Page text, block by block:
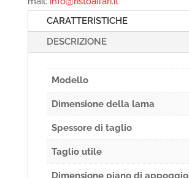
CARATTERISTICHE
DESCRIZIONE
Modello
Dimensione della lama
Spessore di taglio
Taglio utile
Dimensione piano di appoggio